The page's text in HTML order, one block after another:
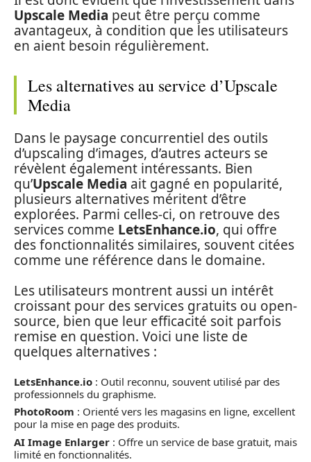
Upscale Media peut être perçu comme
avantageux, à condition que les utilisateurs
en aient besoin régulièrement.
Les alternatives au service d’Upscale
Media
Dans le paysage concurrentiel des outils
d’upscaling d’images, d’autres acteurs se
révèlent également intéressants. Bien
qu’Upscale Media ait gagné en popularité,
plusieurs alternatives méritent d’être
explorées. Parmi celles-ci, on retrouve des
services comme LetsEnhance.io, qui offre
des fonctionnalités similaires, souvent citées
comme une référence dans le domaine.
Les utilisateurs montrent aussi un intérêt
croissant pour des services gratuits ou open-
source, bien que leur efficacité soit parfois
remise en question. Voici une liste de
quelques alternatives :
LetsEnhance.io : Outil reconnu, souvent utilisé par des
professionnels du graphisme.
PhotoRoom : Orienté vers les magasins en ligne, excellent
pour la mise en page des produits.
AI Image Enlarger : Offre un service de base gratuit, mais
limité en fonctionnalités.